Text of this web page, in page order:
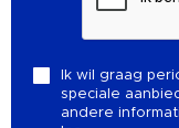
Ik wil graag
speciale
andere